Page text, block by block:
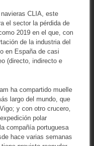
CLIA, este
el sector la pérdida de
2019 en el que, con
de la industria del
en España de casi
(directo, indirecto e
ha compartido muelle
largo del mundo, que
y con otro crucero,
polar
compañía portuguesa
hace varias semanas